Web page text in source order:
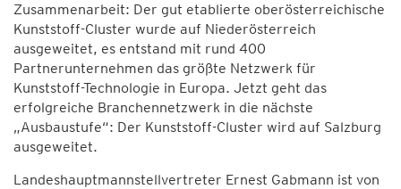
Zusammenarbeit: Der gut etablierte oberösterreichische
Kunststoff-Cluster wurde auf Niederösterreich
ausgeweitet, es entstand mit rund 400
Partnerunternehmen das größte Netzwerk für
Kunststoff-Technologie in Europa. Jetzt geht das
erfolgreiche Branchennetzwerk in die nächste
„Ausbaustufe“: Der Kunststoff-Cluster wird auf Salzburg
ausgeweitet.
Landeshauptmannstellvertreter Ernest Gabmann ist von